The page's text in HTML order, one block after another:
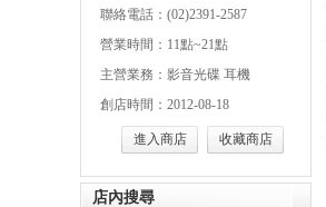
聯絡電話：(02)2391-2587
營業時間：11點~21點
主營業務：影音光碟 耳機
創店時間：2012-08-18
進入商店 收藏商店
店內搜尋